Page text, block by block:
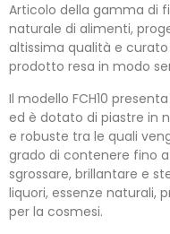
Articolo della gamma di
naturale di alimenti,
altissima qualità e
prodotto resa in modo
Il modello FCH10
ed è dotato di piastre in
e robuste tra le quali
grado di contenere fino
sgrossare, brillantare e
liquori, essenze naturali,
per la cosmesi.